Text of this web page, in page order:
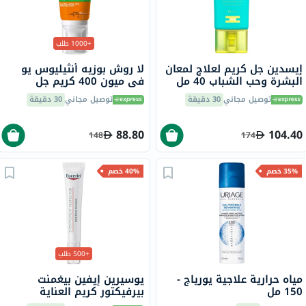
إيسدين جل كريم لعلاج لمعان
البشرة وحب الشباب 40 مل
توصيل مجاني30 دقيقة
104.40
174
+1000 طلب
لا روش بوزيه أنثيليوس يو
في ميون 400 كريم جل
للتحكم بالزيوت بعامل حماية
من الشمس 50+ 50 مل
توصيل مجاني30 دقيقة
88.80
148
35% خصم
مياه حرارية علاجية يورياج -
150 مل
40% خصم
+500 طلب
يوسيرين إيفين بيغمنت
بيرفيكتور كريم العناية